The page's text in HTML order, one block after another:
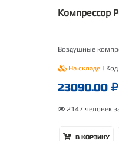
Компрессор
Воздушные
На складе |
23090.00
2147 человек
В КОРЗИНУ